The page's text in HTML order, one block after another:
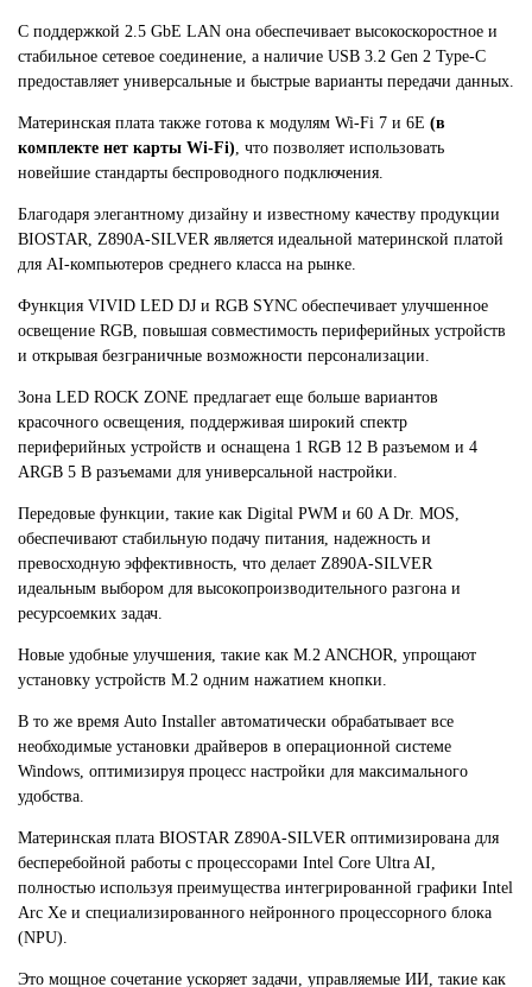
С поддержкой 2.5 GbE LAN она обеспечивает высокоскоростное и
стабильное сетевое соединение, а наличие USB 3.2 Gen 2 Type-C
предоставляет универсальные и быстрые варианты передачи данных.
Материнская плата также готова к модулям Wi-Fi 7 и 6E (в
комплекте нет карты Wi-Fi), что позволяет использовать
новейшие стандарты беспроводного подключения.
Благодаря элегантному дизайну и известному качеству продукции
BIOSTAR, Z890A-SILVER является идеальной материнской платой
для AI-компьютеров среднего класса на рынке.
Функция VIVID LED DJ и RGB SYNC обеспечивает улучшенное
освещение RGB, повышая совместимость периферийных устройств
и открывая безграничные возможности персонализации.
Зона LED ROCK ZONE предлагает еще больше вариантов
красочного освещения, поддерживая широкий спектр
периферийных устройств и оснащена 1 RGB 12 В разъемом и 4
ARGB 5 В разъемами для универсальной настройки.
Передовые функции, такие как Digital PWM и 60 A Dr. MOS,
обеспечивают стабильную подачу питания, надежность и
превосходную эффективность, что делает Z890A-SILVER
идеальным выбором для высокопроизводительного разгона и
ресурсоемких задач.
Новые удобные улучшения, такие как M.2 ANCHOR, упрощают
установку устройств M.2 одним нажатием кнопки.
В то же время Auto Installer автоматически обрабатывает все
необходимые установки драйверов в операционной системе
Windows, оптимизируя процесс настройки для максимального
удобства.
Материнская плата BIOSTAR Z890A-SILVER оптимизирована для
бесперебойной работы с процессорами Intel Core Ultra AI,
полностью используя преимущества интегрированной графики Intel
Arc Xe и специализированного нейронного процессорного блока
(NPU).
Это мощное сочетание ускоряет задачи, управляемые ИИ, такие как